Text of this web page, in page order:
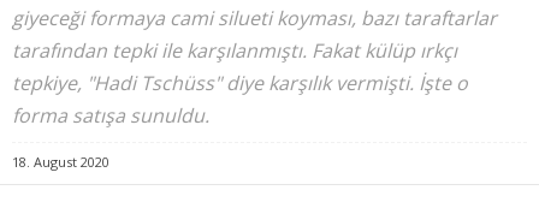
giyeceği formaya cami silueti koyması, bazı taraftarlar
tarafından tepki ile karşılanmıştı. Fakat külüp ırkçı
tepkiye, "Hadi Tschüss" diye karşılık vermişti. İşte o
forma satışa sunuldu.
18. August 2020